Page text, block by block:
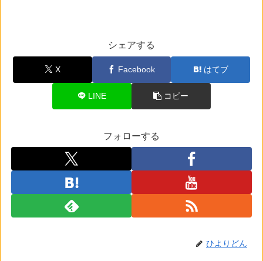
シェアする
X Facebook はてブ
LINE コピー
フォローする
ひよりどん